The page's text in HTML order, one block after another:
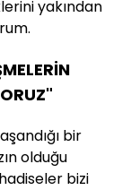
yakından
bir
olduğu
bizi